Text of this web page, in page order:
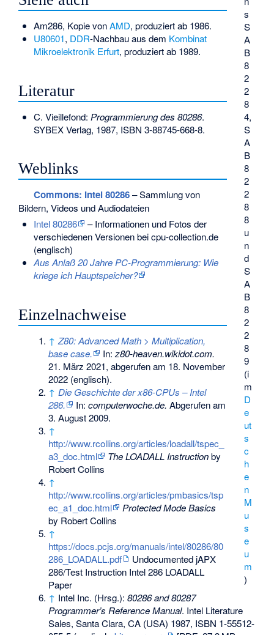
s
S
A
B
8
2
2
8
4,
S
A
B
8
2
2
8
8
u
n
d
S
A
B
8
2
2
8
9
(i
m
D
e
ut
s
c
h
e
n
M
u
s
e
u
m
)
Am286, Kopie vonAMD, produziert ab 1986.
U80601, DDR-Nachbau aus dem Kombinat
Mikroelektronik Erfurt, produziert ab 1989.
Literatur
C. Vieillefond: Programmierung des 80286.
SYBEX Verlag, 1987, ISBN 3-88745-668-8.
Weblinks
Commons: Intel 80286– Sammlung von
Bildern, Videos und Audiodateien
Intel 80286
– Informationen und Fotos der
verschiedenen Versionen bei cpu-collection.de
(englisch)
Aus Anlaß 20 Jahre PC-Programmierung: Wie
kriege ich Hauptspeicher?
Einzelnachweise
↑ Z80: Advanced Math > Multiplication,
base case.
In:z80-heaven.wikidot.com.
21. März 2021, abgerufen am 18. November
2022 (englisch).
↑ Die Geschichte der x86-CPUs – Intel
286.
In:computerwoche.de. Abgerufen am
3. August 2009.
↑
http://www.rcollins.org/articles/loadall/tspec_
a3_doc.html
The LOADALL Instructionby
Robert Collins
↑
http://www.rcollins.org/articles/pmbasics/tsp
ec_a1_doc.html
Protected Mode Basics
by Robert Collins
↑
https://docs.pcjs.org/manuals/intel/80286/80
286_LOADALL.pdf
Undocumented jAPX
286/Test Instruction Intel 286 LOADALL
Paper
↑ Intel Inc. (Hrsg.):80286 and 80287
Programmer’s Reference Manual. Intel Literature
Sales, Santa Clara, CA (USA) 1987, ISBN 1-55512-